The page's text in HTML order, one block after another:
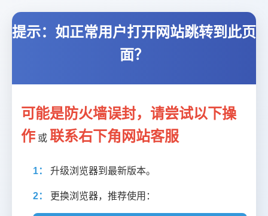
提示：如正常用户打开网站跳转到此页
面？
可能是防火墙误封，请尝试以下操
作 或 联系右下角网站客服
1： 升级浏览器到最新版本。
2： 更换浏览器，推荐使用：